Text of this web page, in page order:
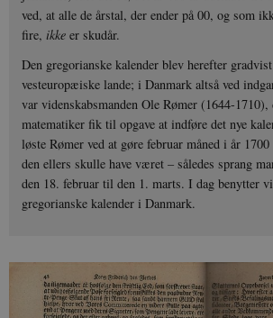
ved, at alle de årstal, der ender på 00, og som
fire, ikke er skudår.
Den gregorianske kalender blev herefter
vesteuropæiske lande; i Danmark altså ved
var videnskabsmanden Ole Rømer (1644-1710),
matematiker fik til opgave at indføre det nye
løste Rømer ved at gøre februar måned i år
den ellers skulle have været – således sprang
den 18. februar til den 1. marts. I dag benytter
gregorianske kalender i Danmark.